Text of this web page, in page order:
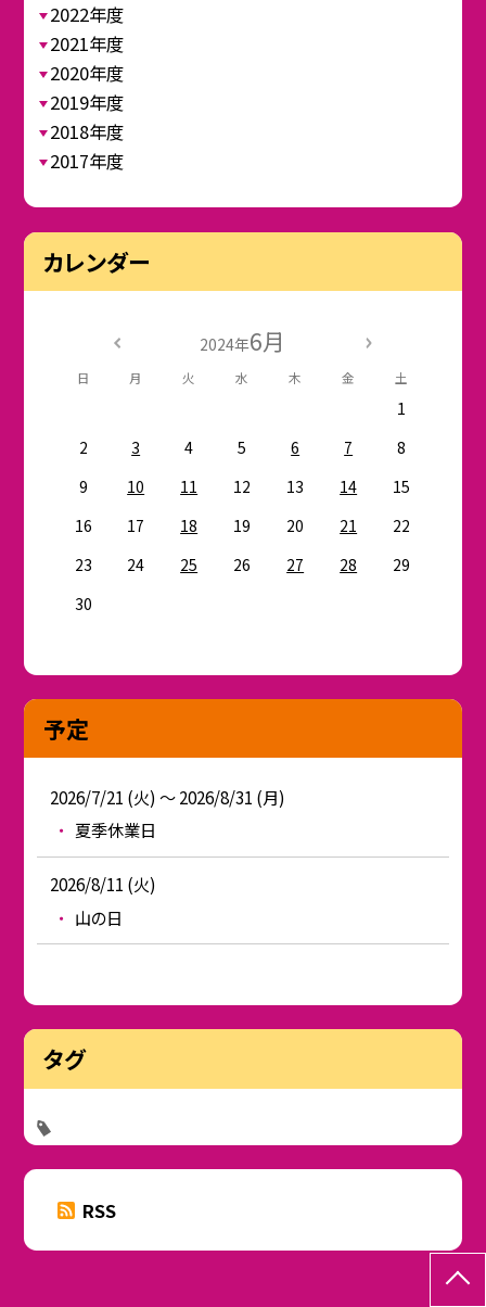
2022年度
2021年度
2020年度
2019年度
2018年度
2017年度
カレンダー
2024年6月
日 月 火 水 木 金 土
1
2
3 4 5 6 7
8
9
10 11 12 13 14
15
16
17 18 19 20 21
22
23
24 25 26 27 28
29
30
予定
2026/7/21 (火) ～ 2026/8/31 (月)
夏季休業日
2026/8/11 (火)
山の日
タグ
RSS